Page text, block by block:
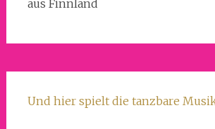
aus Finnland
Und hier spielt die tanzbare